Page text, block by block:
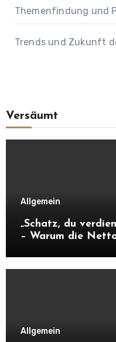
Themenfindung und
Trends und Zukunft
Versäumt
Allgemein
„Schatz, du
– Warum die
Allgemein